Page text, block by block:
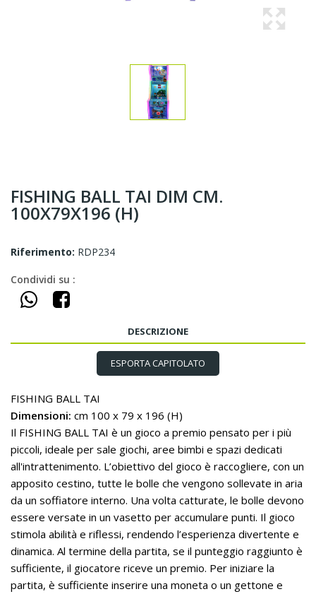
FISHING BALL TAI DIM CM.
100X79X196 (H)
Riferimento: RDP234
Condividi su :
DESCRIZIONE
ESPORTA CAPITOLATO
FISHING BALL TAI
Dimensioni: cm 100 x 79 x 196 (H)
Il FISHING BALL TAI è un gioco a premio pensato per i più
piccoli, ideale per sale giochi, aree bimbi e spazi dedicati
all'intrattenimento. L’obiettivo del gioco è raccogliere, con un
apposito cestino, tutte le bolle che vengono sollevate in aria
da un soffiatore interno. Una volta catturate, le bolle devono
essere versate in un vasetto per accumulare punti. Il gioco
stimola abilità e riflessi, rendendo l’esperienza divertente e
dinamica. Al termine della partita, se il punteggio raggiunto è
sufficiente, il giocatore riceve un premio. Per iniziare la
partita, è sufficiente inserire una moneta o un gettone e